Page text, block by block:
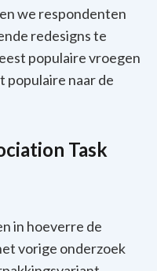
we respondenten
redesigns te
populaire vroegen
populaire naar de
Task
in hoeverre de
vorige onderzoek